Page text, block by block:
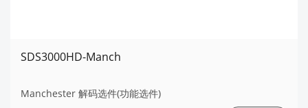
SDS3000HD-Manch
Manchester 解码选件(功能选件)